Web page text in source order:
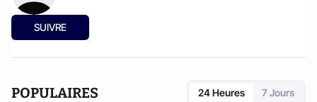
SUIVRE
POPULAIRES 24 Heures 7 Jours